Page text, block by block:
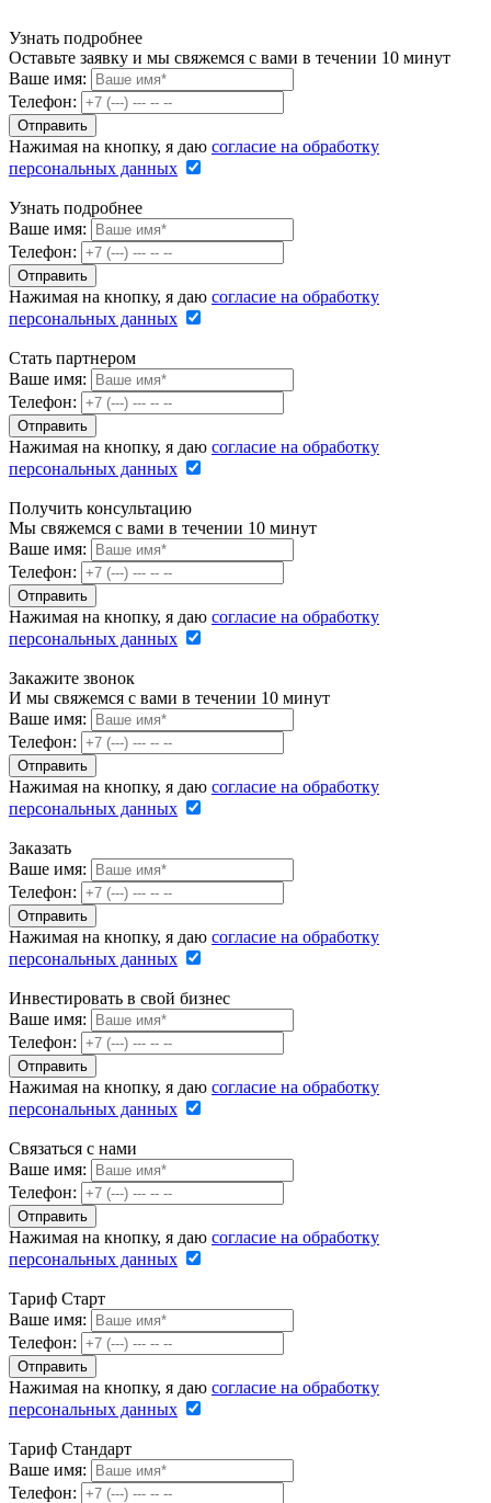
Узнать подробнее
Оставьте заявку и мы свяжемся с вами в течении 10 минут
Ваше имя:
Телефон:
Нажимая на кнопку, я даю согласие на обработку
персональных данных
Узнать подробнее
Ваше имя:
Телефон:
Нажимая на кнопку, я даю согласие на обработку
персональных данных
Стать партнером
Ваше имя:
Телефон:
Нажимая на кнопку, я даю согласие на обработку
персональных данных
Получить консультацию
Мы свяжемся с вами в течении 10 минут
Ваше имя:
Телефон:
Нажимая на кнопку, я даю согласие на обработку
персональных данных
Закажите звонок
И мы свяжемся с вами в течении 10 минут
Ваше имя:
Телефон:
Нажимая на кнопку, я даю согласие на обработку
персональных данных
Заказать
Ваше имя:
Телефон:
Нажимая на кнопку, я даю согласие на обработку
персональных данных
Инвестировать в свой бизнес
Ваше имя:
Телефон:
Нажимая на кнопку, я даю согласие на обработку
персональных данных
Связаться с нами
Ваше имя:
Телефон:
Нажимая на кнопку, я даю согласие на обработку
персональных данных
Тариф Старт
Ваше имя:
Телефон:
Нажимая на кнопку, я даю согласие на обработку
персональных данных
Тариф Стандарт
Ваше имя:
Телефон: